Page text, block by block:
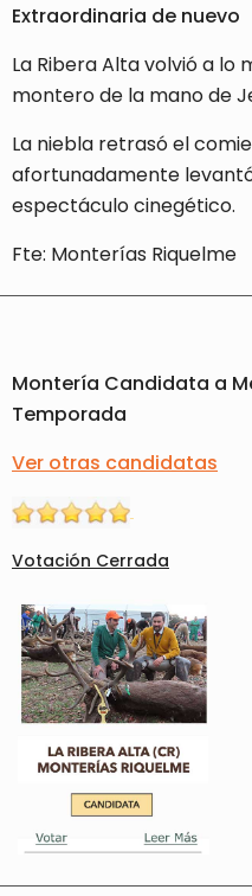
Extraordinaria de nuevo
La Ribera Alta volvió a
montero de la mano de
La niebla retrasó el
afortunadamente
espectáculo cinegético.
Fte: Monterías Riquelme
Montería Candidata a
Temporada
Ver otras candidatas
Votación Cerrada